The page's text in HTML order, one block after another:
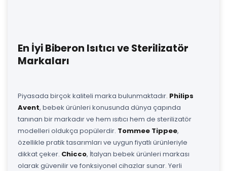
En İyi Biberon Isıtıcı ve Sterilizatör
Markaları
Piyasada birçok kaliteli marka bulunmaktadır. Philips
Avent, bebek ürünleri konusunda dünya çapında
tanınan bir markadır ve hem ısıtıcı hem de sterilizatör
modelleri oldukça popülerdir. Tommee Tippee,
özellikle pratik tasarımları ve uygun fiyatlı ürünleriyle
dikkat çeker. Chicco, İtalyan bebek ürünleri markası
olarak güvenilir ve fonksiyonel cihazlar sunar. Yerli